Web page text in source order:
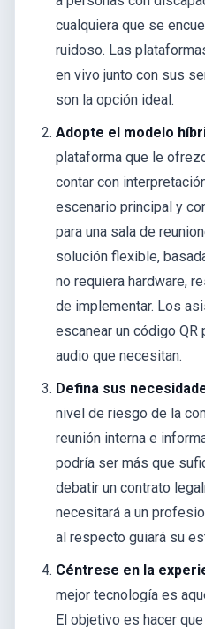
cualquiera que se
ruidoso. Las
en vivo junto con sus
son la opción ideal.
Adopte el modelo
plataforma que le
contar con
escenario principal y
para una sala de
solución flexible,
no requiera hardware,
de implementar. Los
escanear un código QR
audio que necesitan.
Defina sus
nivel de riesgo de la
reunión interna e
podría ser más que
debatir un contrato
necesitará a un
al respecto guiará su
Céntrese en la
mejor tecnología es
El objetivo es hacer